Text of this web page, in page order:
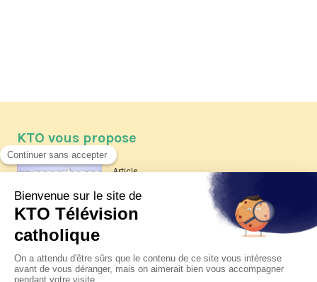
KTO vous propose
Article
Les reportages d'été 2026 de KTO
La visite pastorale du pape Léon
XIV à Assise à suivre sur KTO le
jeudi 6 août